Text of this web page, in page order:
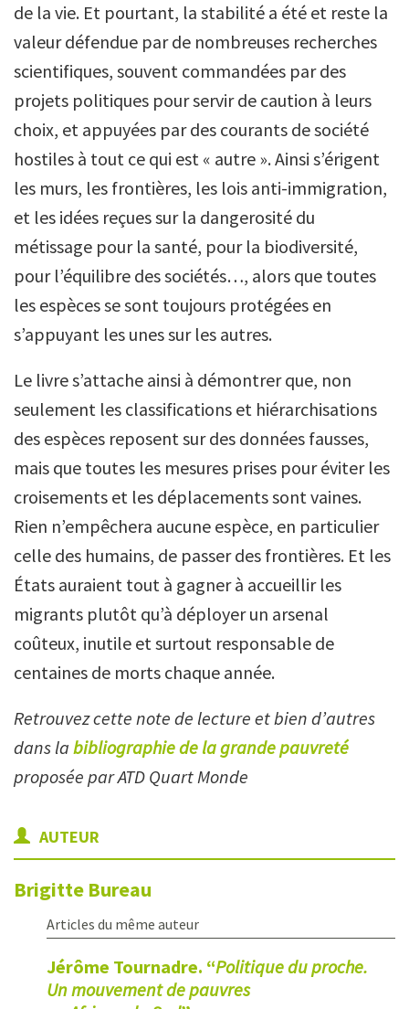
de la vie. Et pourtant, la stabilité a été et reste la
valeur défendue par de nombreuses recherches
scientifiques, souvent commandées par des
projets politiques pour servir de caution à leurs
choix, et appuyées par des courants de société
hostiles à tout ce qui est « autre ». Ainsi s’érigent
les murs, les frontières, les lois anti-immigration,
et les idées reçues sur la dangerosité du
métissage pour la santé, pour la biodiversité,
pour l’équilibre des sociétés…, alors que toutes
les espèces se sont toujours protégées en
s’appuyant les unes sur les autres.
Le livre s’attache ainsi à démontrer que, non
seulement les classifications et hiérarchisations
des espèces reposent sur des données fausses,
mais que toutes les mesures prises pour éviter les
croisements et les déplacements sont vaines.
Rien n’empêchera aucune espèce, en particulier
celle des humains, de passer des frontières. Et les
États auraient tout à gagner à accueillir les
migrants plutôt qu’à déployer un arsenal
coûteux, inutile et surtout responsable de
centaines de morts chaque année.
Retrouvez cette note de lecture et bien d’autres
dans la bibliographie de la grande pauvreté
proposée par ATD Quart Monde
AUTEUR
Brigitte Bureau
Articles du même auteur
Jérôme Tournadre. “Politique du proche.
Un mouvement de pauvres